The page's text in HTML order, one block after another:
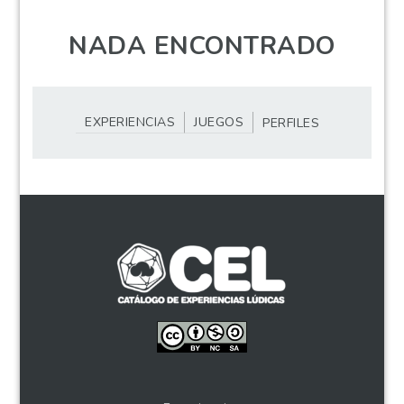
NADA ENCONTRADO
EXPERIENCIAS JUEGOS PERFILES